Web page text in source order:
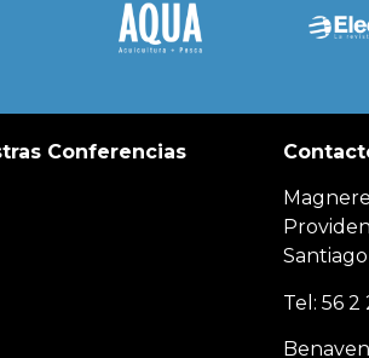
Conferencias
Tel: 56